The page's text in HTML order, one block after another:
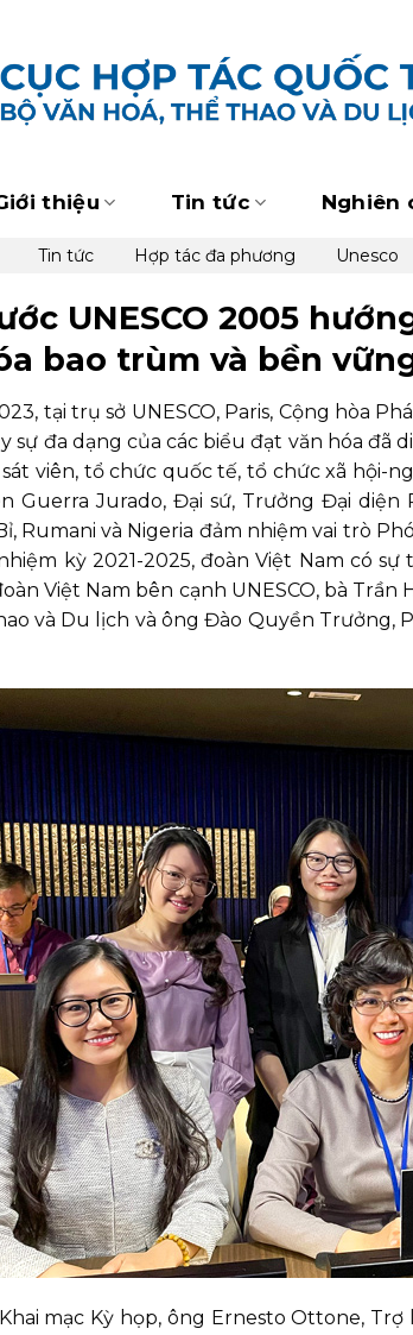
thiệu Tin tức Nghiên
Tin tức Hợp tác đa phương Unesco
UNESCO 2005
bao trùm và bền
tại trụ sở UNESCO, Paris, Cộng hòa
sự đa dạng của các biểu đạt văn hóa đã
viên, tổ chức quốc tế, tổ chức xã hội-
Guerra Jurado, Đại sứ, Trưởng Đại
Rumani và Nigeria đảm nhiệm vai trò
kỳ 2021-2025, đoàn Việt Nam có
Việt Nam bên cạnh UNESCO, bà
và Du lịch và ông Đào Quyền Trưởng,
mạc Kỳ họp, ông Ernesto Ottone,